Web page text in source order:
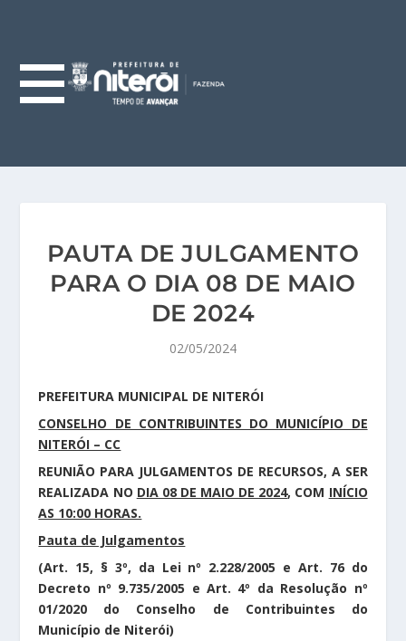
PAUTA DE JULGAMENTO
PARA O DIA 08 DE MAIO
DE 2024
02/05/2024
PREFEITURA MUNICIPAL DE NITERÓI
CONSELHO DE CONTRIBUINTES DO MUNICÍPIO DE
NITERÓI – CC
REUNIÃO PARA JULGAMENTOS DE RECURSOS, A SER
REALIZADA NO DIA 08 DE MAIO DE 2024, COM INÍCIO
AS 10:00 HORAS.
Pauta de Julgamentos
(Art. 15, § 3º, da Lei nº 2.228/2005 e Art. 76 do
Decreto nº 9.735/2005 e Art. 4º da Resolução nº
01/2020 do Conselho de Contribuintes do
Município de Niterói)